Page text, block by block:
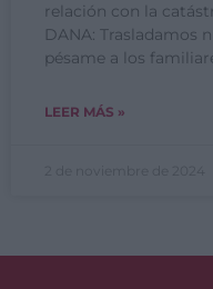
relación con la
DANA: Trasladamos
pésame a los
LEER MÁS »